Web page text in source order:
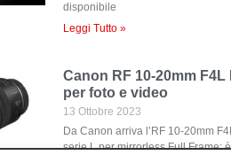
disponibile
Leggi Tutto »
Canon RF 10-20mm
per foto e video
13 Ottobre 2023
Da Canon arriva l’RF 10-20mm
serie L per mirrorless Full Frame: